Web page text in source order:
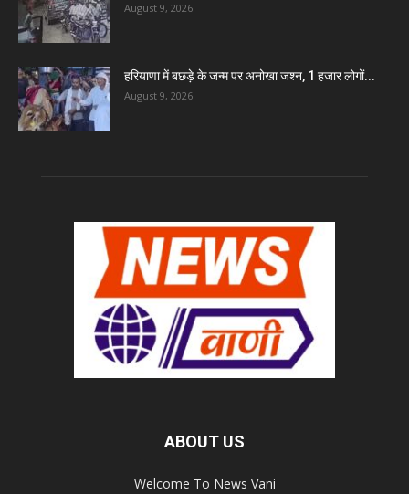
August 9, 2026
हरियाणा में बछड़े के जन्म पर अनोखा जश्न, 1 हजार लोगों...
August 9, 2026
ABOUT US
Welcome To News Vani